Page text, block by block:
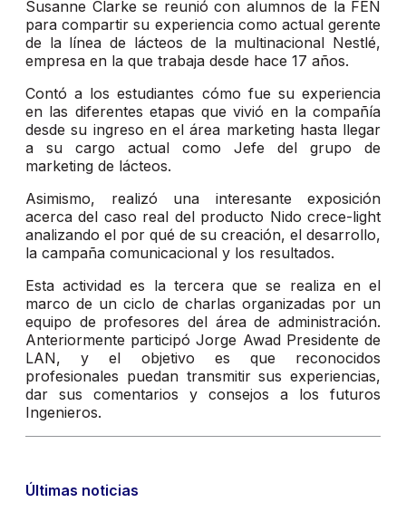
Susanne Clarke se reunió con alumnos de la FEN
para compartir su experiencia como actual gerente
de la línea de lácteos de la multinacional Nestlé,
empresa en la que trabaja desde hace 17 años.
Contó a los estudiantes cómo fue su experiencia
en las diferentes etapas que vivió en la compañía
desde su ingreso en el área marketing hasta llegar
a su cargo actual como Jefe del grupo de
marketing de lácteos.
Asimismo, realizó una interesante exposición
acerca del caso real del producto Nido crece-light
analizando el por qué de su creación, el desarrollo,
la campaña comunicacional y los resultados.
Esta actividad es la tercera que se realiza en el
marco de un ciclo de charlas organizadas por un
equipo de profesores del área de administración.
Anteriormente participó Jorge Awad Presidente de
LAN, y el objetivo es que reconocidos
profesionales puedan transmitir sus experiencias,
dar sus comentarios y consejos a los futuros
Ingenieros.
Últimas noticias